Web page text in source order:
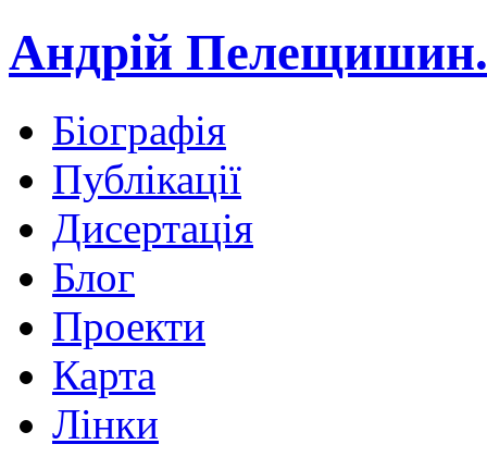
Андрій
Біографія
Публікації
Дисертація
Блог
Проекти
Карта
Лінки